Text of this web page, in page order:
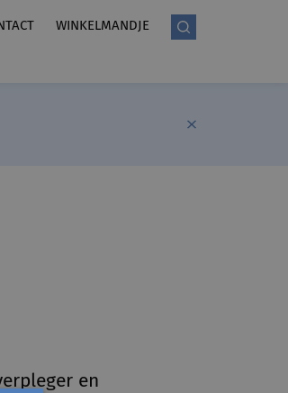
WINKELMANDJE
en